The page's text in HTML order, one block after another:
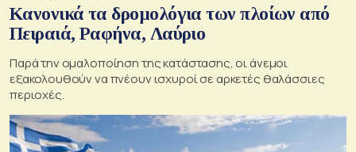
Κανονικά τα δρομολόγια των πλοίων από
Πειραιά, Ραφήνα, Λαύριο
Παρά την ομαλοποίηση της κατάστασης, οι άνεμοι
εξακολουθούν να πνέουν ισχυροί σε αρκετές θαλάσσιες
περιοχές.